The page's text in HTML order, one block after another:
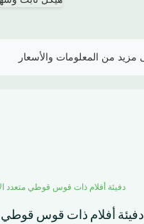
دفيئة أفلام ذات قوس قوطي